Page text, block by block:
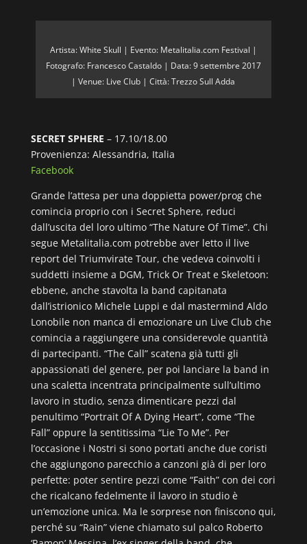
Artista: White Skull | Evento: Metalitalia.com Festival |
Fotografo: Francesco Castaldo | Data: 9 settembre 2017
| Venue: Live Club | Città: Trezzo Sull Adda
SECRET SPHERE – 17.10/18.00
Provenienza: Alessandria, Italia
Facebook
Grande l’attesa per una doppietta power/prog che
comincia proprio con i Secret Sphere, reduci
dall’uscita del loro ultimo “The Nature Of Time”. Chi
segue Metalitalia.com potrebbe aver letto il live
report del Triumvirate Tour, che vedeva coinvolti i
suddetti insieme a DGM, Trick Or Treat e Skeletoon:
ebbene, anche stavolta la band capitanata
dall’istrionico Michele Luppi e dal mastermind Aldo
Lonobile non manca di emozionare un Live Club che
comincia a raggiungere una considerevole quantità
di partecipanti. “The Call” scatena già tutti gli
appassionati del genere, per poi lanciare la band in
una scaletta incentrata principalmente sull’ultimo
lavoro in studio, senza dimenticare pezzi dal
penultimo “Portrait Of A Dying Heart”, come “The
Fall” oppure la sentitissima “Lie To Me”. Per
l’occasione i Nostri si sono portati anche due coristi
che aggiungono parecchio a canzoni già di per loro
perfette: poter sentire pezzi come “Faith” con dei cori
che ricalcano fedelmente il lavoro in studio è
un’emozione unica. Ma le sorprese non finiscono qui,
perché su “Rain” viene chiamato sul palco Roberto